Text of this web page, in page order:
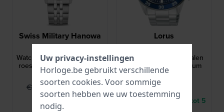
Swiss Military Hanowa
SMWGI0003402
Watchman 43 mm Zwitserse
roestvrijstalen chronograaf
met datum
€ 479,- € 329,95
● Op voorraad
Lorus
RM325JX9
RM325JX9 45 mm Stalen
Chronograaf met Datum
€ 110,-
● Levering binnen 3 tot 5
Uw privacy-instellingen
Horloge.be gebruikt verschillende
soorten cookies. Voor sommige
soorten hebben we uw toestemming
nodig.